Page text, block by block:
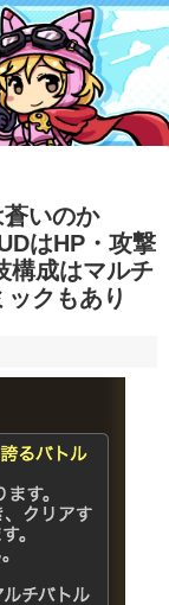
蒼いのか
はHP・攻撃
構成はマルチ
クもあり